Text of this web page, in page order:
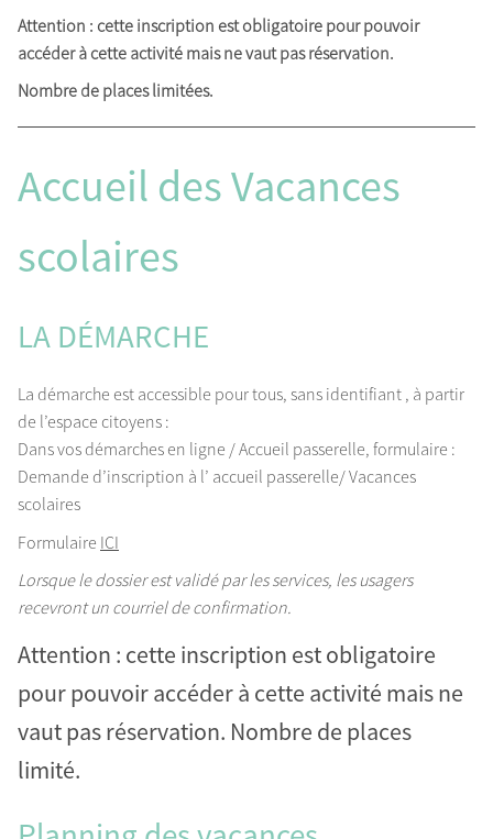
Attention : cette inscription est obligatoire pour pouvoir
accéder à cette activité mais ne vaut pas réservation.
Nombre de places limitées.
Accueil des Vacances
scolaires
LA DÉMARCHE
La démarche est accessible pour tous, sans identifiant , à partir
de l’espace citoyens :
Dans vos démarches en ligne / Accueil passerelle, formulaire :
Demande d’inscription à l’ accueil passerelle/ Vacances
scolaires
Formulaire ICI
Lorsque le dossier est validé par les services, les usagers
recevront un courriel de confirmation.
Attention : cette inscription est obligatoire
pour pouvoir accéder à cette activité mais ne
vaut pas réservation. Nombre de places
limité.